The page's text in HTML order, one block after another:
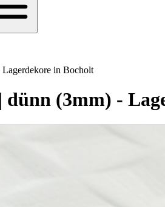
in Bocholt
(3mm) -